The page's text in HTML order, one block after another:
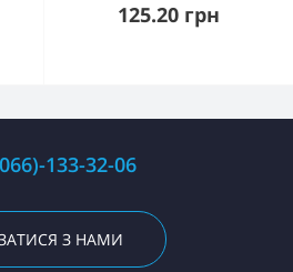
125.20 грн
133-32-06
З НАМИ